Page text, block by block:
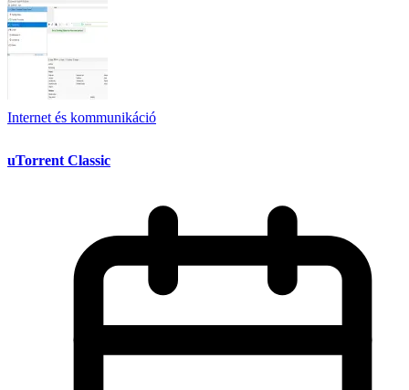
Internet és kommunikáció
uTorrent Classic